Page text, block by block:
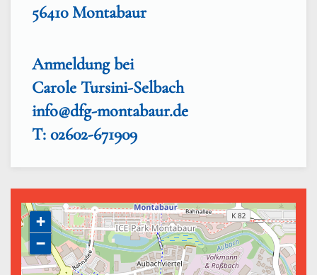
56410 Montabaur
Anmeldung bei
Carole Tursini-Selbach
info@dfg-montabaur.de
T: 02602-671909
+
−